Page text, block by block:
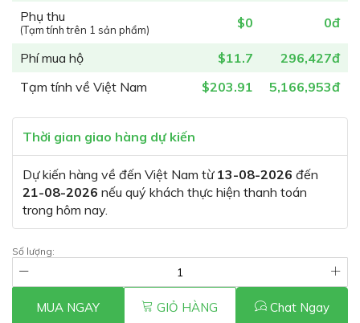
Phụ thu
(Tạm tính trên 1 sản phẩm) $0 0đ
Phí mua hộ $11.7
296,427đ
Tạm tính về Việt Nam
$203.91 5,166,953đ
Thời gian giao hàng dự kiến
Dự kiến hàng về đến Việt Nam từ 13-08-2026 đến
21-08-2026 nếu quý khách thực hiện thanh toán
trong hôm nay.
Số lượng:
MUA NGAY GIỎ HÀNG Chat Ngay